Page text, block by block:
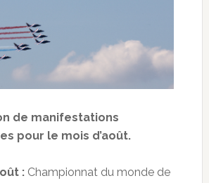
de manifestations
pour le mois d’août.
:Championnat du monde de